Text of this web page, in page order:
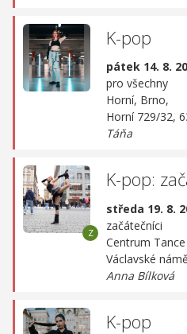
K-pop
pátek 14. 8.
pro všechny
Horní, Brno,
Horní 729/32,
Táňa
K-pop:
středa 19. 8.
začátečníci
Centrum
Václavské
Anna Bílková
K-pop